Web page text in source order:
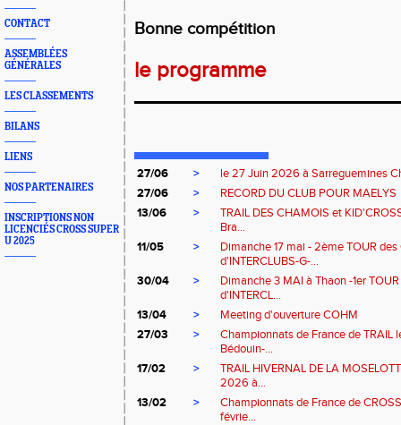
CONTACT
ASSEMBLÉES
GÉNÉRALES
LES CLASSEMENTS
BILANS
LIENS
NOS PARTENAIRES
INSCRIPTIONS NON
LICENCIÉS CROSS SUPER
U 2025
Bonne compétition
le programme
27/06 >
le 27 Juin 2026 à Sarreguemines
27/06
>
RECORD DU CLUB POUR MAELYS
13/06
>
TRAIL DES CHAMOIS et
Bra...
11/05
>
Dimanche 17 mai - 2ème TOUR
d'INTERCLUBS-G-...
30/04
>
Dimanche 3 MAI à Thaon -1er
d'INTERCL...
13/04
>
Meeting d'ouverture COHM
27/03
>
Championnats de France de TRAIL
Bédouin-...
17/02
>
TRAIL HIVERNAL DE LA
2026 à...
13/02
>
Championnats de France de
févrie...